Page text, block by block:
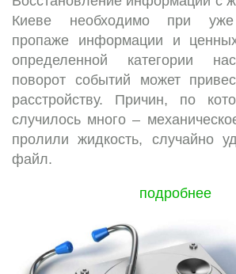
Киеве необходимо при уже
пропаже информации и
определенной категории
поворот событий может
расстройству. Причин, по
случилось много –
пролили жидкость, случайно
файл.
подробнее